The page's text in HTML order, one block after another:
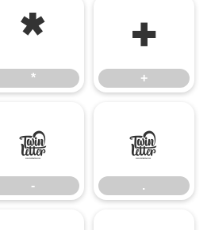
*
*
+
+
-
-
.
.